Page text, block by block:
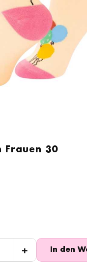
Frauen 30
+ In den